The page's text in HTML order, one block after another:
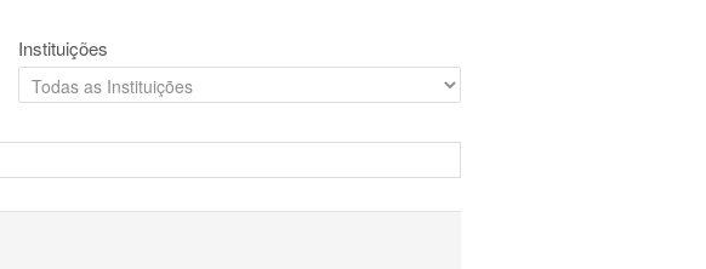
Instituições